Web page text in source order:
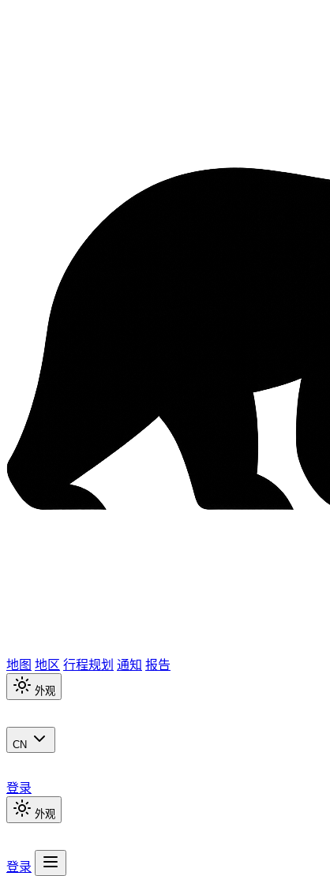
地图 地区 行程规划 通知 报告
外观
CN
登录
外观
登录